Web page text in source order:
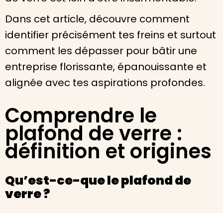
Dans cet article, découvre comment
identifier précisément tes freins et surtout
comment les dépasser pour bâtir une
entreprise florissante, épanouissante et
alignée avec tes aspirations profondes.
Comprendre le
plafond de verre :
définition et origines
Qu’est-ce-que le plafond de
verre ?